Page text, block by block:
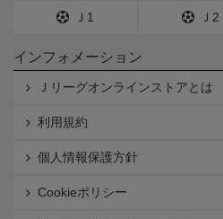
Ｊ1 Ｊ2
インフォメーション
Ｊリーグオンラインストアとは
利用規約
個人情報保護方針
Cookieポリシー